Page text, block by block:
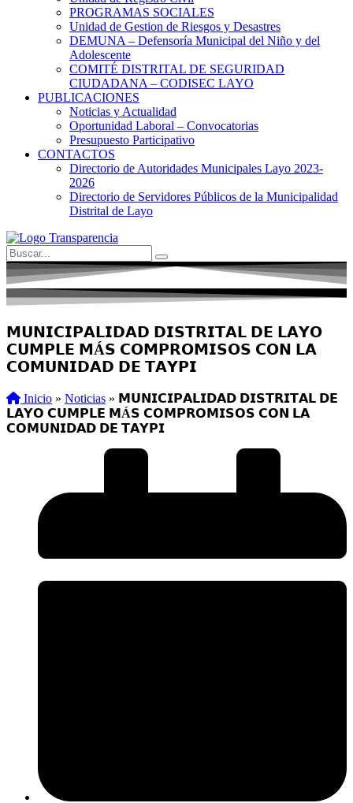
PROGRAMAS SOCIALES
Unidad de Gestion de Riesgos y Desastres
DEMUNA – Defensoría Municipal del Niño y del
Adolescente
COMITÉ DISTRITAL DE SEGURIDAD
CIUDADANA – CODISEC LAYO
PUBLICACIONES
Noticias y Actualidad
Oportunidad Laboral – Convocatorias
Presupuesto Participativo
CONTACTOS
Directorio de Autoridades Municipales Layo 2023-
2026
Directorio de Servidores Públicos de la Municipalidad
Distrital de Layo
𝗠𝗨𝗡𝗜𝗖𝗜𝗣𝗔𝗟𝗜𝗗𝗔𝗗 𝗗𝗜𝗦𝗧𝗥𝗜𝗧𝗔𝗟 𝗗𝗘 𝗟𝗔𝗬𝗢
𝗖𝗨𝗠𝗣𝗟𝗘 𝗠Á𝗦 𝗖𝗢𝗠𝗣𝗥𝗢𝗠𝗜𝗦𝗢𝗦 𝗖𝗢𝗡 𝗟𝗔
𝗖𝗢𝗠𝗨𝗡𝗜𝗗𝗔𝗗 𝗗𝗘 𝗧𝗔𝗬𝗣𝗜
Inicio » Noticias » 𝗠𝗨𝗡𝗜𝗖𝗜𝗣𝗔𝗟𝗜𝗗𝗔𝗗 𝗗𝗜𝗦𝗧𝗥𝗜𝗧𝗔𝗟 𝗗𝗘
𝗟𝗔𝗬𝗢 𝗖𝗨𝗠𝗣𝗟𝗘 𝗠Á𝗦 𝗖𝗢𝗠𝗣𝗥𝗢𝗠𝗜𝗦𝗢𝗦 𝗖𝗢𝗡 𝗟𝗔
𝗖𝗢𝗠𝗨𝗡𝗜𝗗𝗔𝗗 𝗗𝗘 𝗧𝗔𝗬𝗣𝗜